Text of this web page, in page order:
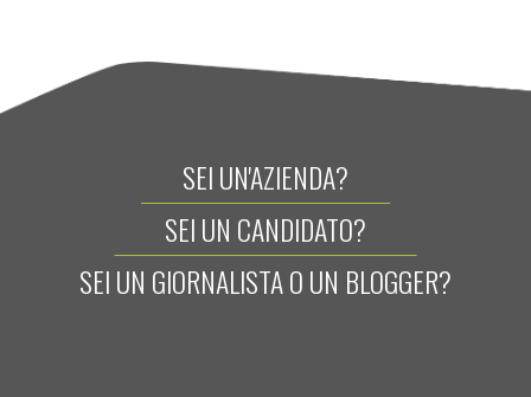
SEI UN'AZIENDA?
SEI UN CANDIDATO?
SEI UN GIORNALISTA O UN BLOGGER?